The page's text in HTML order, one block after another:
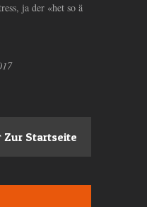
ja der «het so ä
Zur Startseite